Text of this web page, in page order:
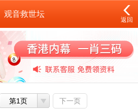
观音救世坛
返回
第1页 下一页